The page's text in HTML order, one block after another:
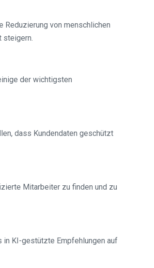
von menschlichen
steigern.
der wichtigsten
dass Kundendaten geschützt
Mitarbeiter zu finden und zu
in KI-gestützte Empfehlungen auf